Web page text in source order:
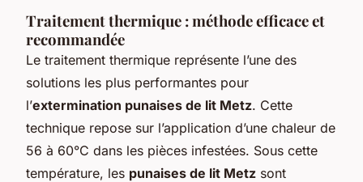
Traitement thermique : méthode efficace et
recommandée
Le traitement thermique représente l’une des
solutions les plus performantes pour
l’extermination punaises de lit Metz. Cette
technique repose sur l’application d’une chaleur de
56 à 60°C dans les pièces infestées. Sous cette
température, les punaises de lit Metz sont